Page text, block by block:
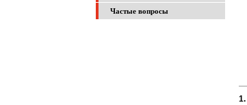
Частые вопросы
1.